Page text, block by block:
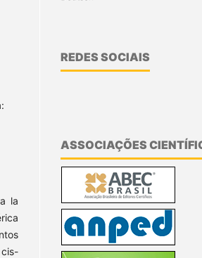
la
REDES SOCIAIS
ASSOCIAÇÕES